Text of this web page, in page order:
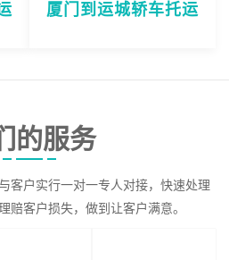
厦门到运城轿车托运
的服务
客户实行一对一专人对接，快速处理
赔客户损失，做到让客户满意。